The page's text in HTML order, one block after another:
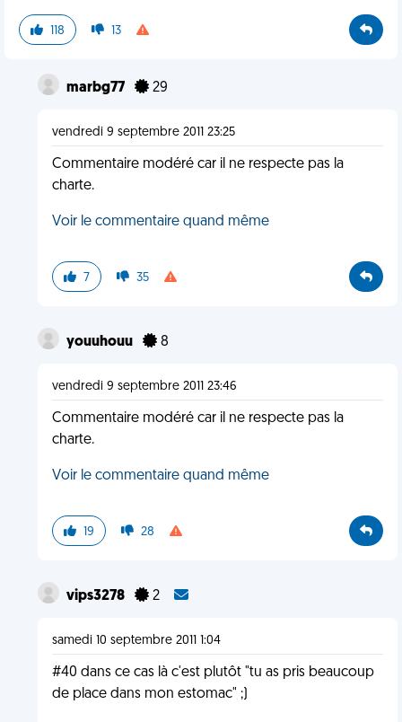
118 13
marbg77 29
vendredi 9 septembre 2011 23:25
Commentaire modéré car il ne respecte pas la
charte.
Voir le commentaire quand même
7 35
youuhouu 8
vendredi 9 septembre 2011 23:46
Commentaire modéré car il ne respecte pas la
charte.
Voir le commentaire quand même
19 28
vips3278 2
samedi 10 septembre 2011 1:04
#40 dans ce cas là c'est plutôt "tu as pris beaucoup
de place dans mon estomac" ;)